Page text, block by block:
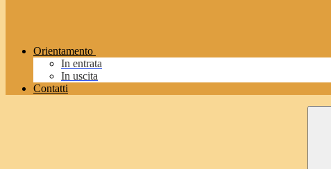
Orientamento
In entrata
In uscita
Contatti